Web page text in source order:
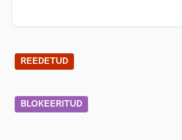
REEDETUD
BLOKEERITUD